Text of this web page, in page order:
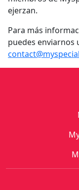
ejerzan.
Para más
puedes enviarnos